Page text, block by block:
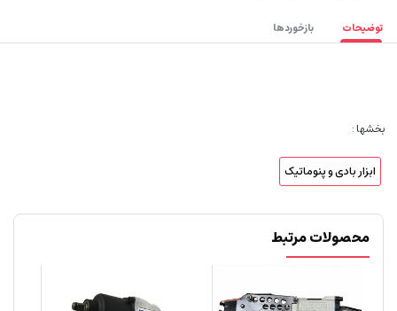
توضیحات بازخوردها
بخشها :
ابزار بادی و پنوماتیک
محصولات مرتبط